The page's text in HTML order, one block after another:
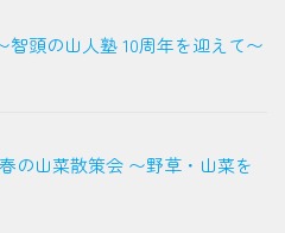
智頭の山人塾 10周年を迎えて〜
の山菜散策会 〜野草・山菜を